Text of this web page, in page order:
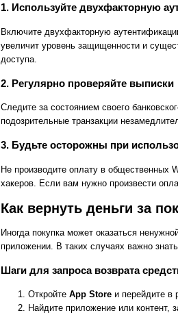
1. Используйте двухфакторную
Включите двухфакторную
увеличит уровень защищенности и
доступа.
2. Регулярно проверяйте выписки
Следите за состоянием своего
подозрительные транзакции
3. Будьте осторожны при
Не производите оплату в общественных
хакеров. Если вам нужно произвести
Как вернуть деньги за
Иногда покупка может оказаться
приложении. В таких случаях важно
Шаги для запроса возврата
Откройте App Store и перейдите в
Найдите приложение или контент,